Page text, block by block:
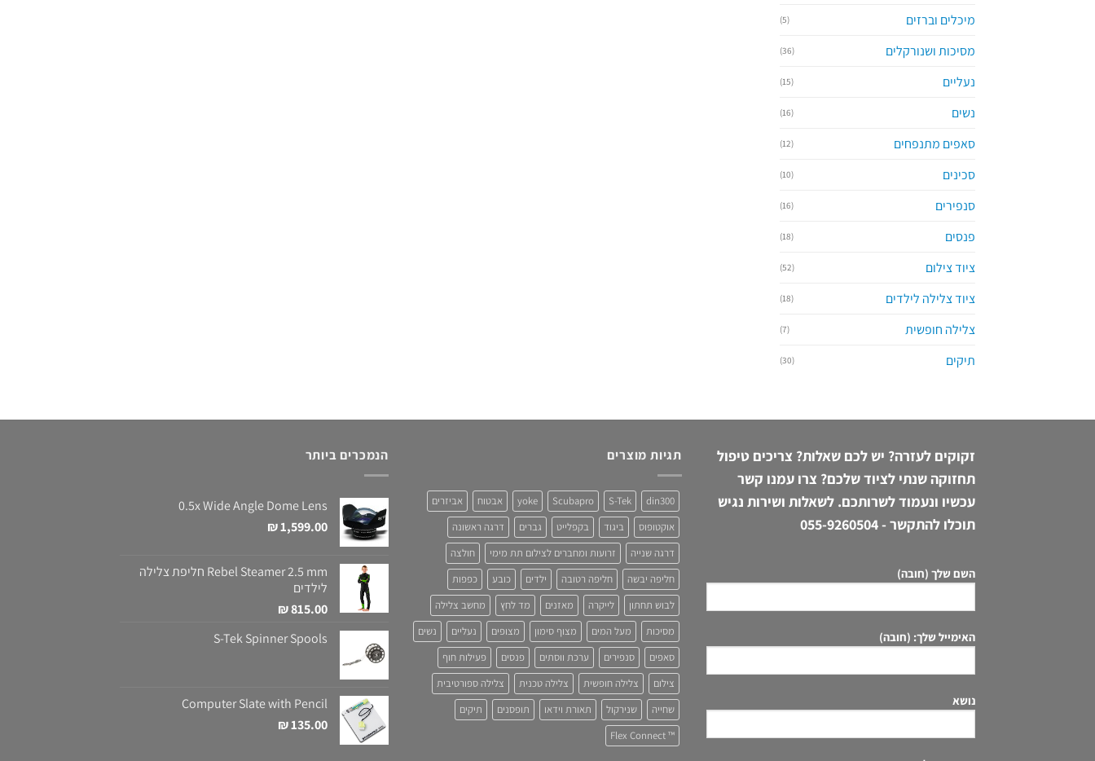
מיכלים וברזים (5)
מסיכות ושנורקלים (36)
נעליים (15)
נשים (16)
סאפים מתנפחים (12)
סכינים (10)
סנפירים (16)
פנסים (18)
ציוד צילום (52)
ציוד צלילה לילדים (18)
צלילה חופשית (7)
תיקים (30)
זקוקים לעזרה? יש לכם שאלות? צריכים טיפול
תחזוקה שנתי לציוד שלכם? צרו עמנו קשר
עכשיו ונעמוד לשרותכם. לשאלות ושירות נגיש
תוכלו להתקשר -055-9260504
השם שלך (חובה)
האימייל שלך: (חובה)
נושא
תגיות מוצרים
din300
S-Tek
Scubapro
yoke אבטוח
אביזרים
אוקטופוס
ביגוד בקפלייט גברים
דרגה ראשונה
דרגה שנייה
זרועות ומחברים לצילום תת מימי
חולצה
חליפה יבשה
חליפה רטובה ילדים כובע
כפפות
לבוש תחתון
לייקרה מאזנים מד לחץ
מחשב צלילה
מסיכות
מעל המים מצוף סימון מצופים נעליים
נשים
סאפים
סנפירים ערכת ווסתים פנסים
פעילות חוף
צילום
צלילה חופשית צלילה טכנית
צלילה ספורטיבית
שחייה
שנירקול תאורת וידאו תופסנים
תיקים
™ Flex Connect
הנמכרים ביותר
0.5x Wide Angle Dome Lens
₪1,599.00
Rebel Steamer 2.5 mm חליפת צלילה
לילדים
₪815.00
S-Tek Spinner Spools
Computer Slate with Pencil
₪135.00